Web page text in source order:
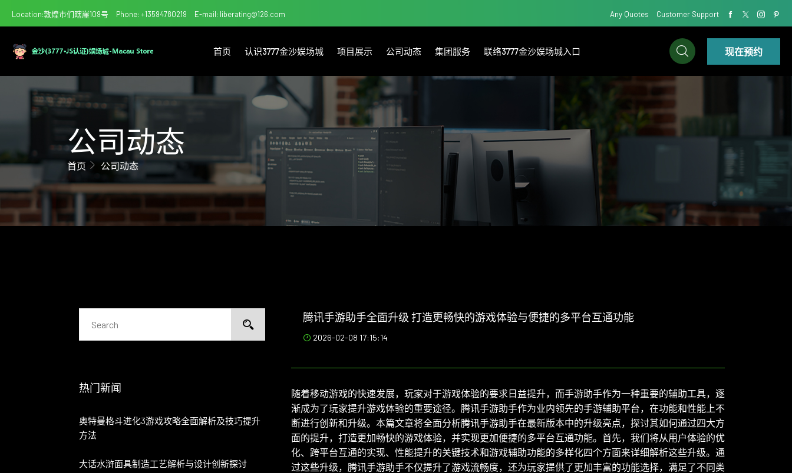
Location:敦煌市们瞎崖109号 Phone: +13594780219 E-mail: liberating@126.com Any Quotes Customer Support
首页 认识3777金沙娱场城 项目展示 公司动态 集团服务 联络3777金沙娱场城入口 现在预约
公司动态
首页 公司动态
热门新闻
奥特曼格斗进化3游戏攻略全面解析及技巧提升
方法
大话水浒面具制造工艺解析与设计创新探讨
腾讯手游助手全面升级 打造更畅快的游戏体验与便捷的多平台互通功能
2026-02-08 17:15:14
随着移动游戏的快速发展，玩家对于游戏体验的要求日益提升，而手游助手作为一种重要的辅助工具，逐
渐成为了玩家提升游戏体验的重要途径。腾讯手游助手作为业内领先的手游辅助平台，在功能和性能上不
断进行创新和升级。本篇文章将全面分析腾讯手游助手在最新版本中的升级亮点，探讨其如何通过四大方
面的提升，打造更加畅快的游戏体验，并实现更加便捷的多平台互通功能。首先，我们将从用户体验的优
化、跨平台互通的实现、性能提升的关键技术和游戏辅助功能的多样化四个方面来详细解析这些升级。通
过这些升级，腾讯手游助手不仅提升了游戏流畅度，还为玩家提供了更加丰富的功能选择，满足了不同类